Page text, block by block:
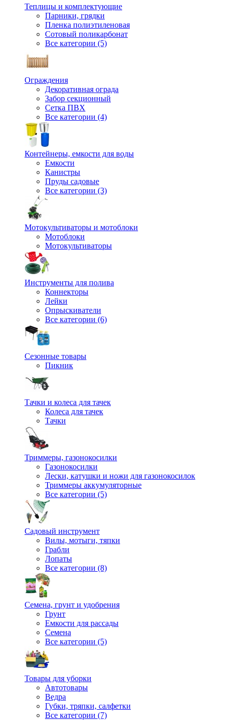
Теплицы и комплектующие
Парники, грядки
Пленка полиэтиленовая
Сотовый поликарбонат
Все категории (5)
Ограждения
Декоративная ограда
Забор секционный
Сетка ПВХ
Все категории (4)
Контейнеры, емкости для воды
Емкости
Канистры
Пруды садовые
Все категории (3)
Мотокультиваторы и мотоблоки
Мотоблоки
Мотокультиваторы
Инструменты для полива
Коннекторы
Лейки
Опрыскиватели
Все категории (6)
Сезонные товары
Пикник
Тачки и колеса для тачек
Колеса для тачек
Тачки
Триммеры, газонокосилки
Газонокосилки
Лески, катушки и ножи для газонокосилок
Триммеры аккумуляторные
Все категории (5)
Садовый инструмент
Вилы, мотыги, тяпки
Грабли
Лопаты
Все категории (8)
Семена, грунт и удобрения
Грунт
Емкости для рассады
Семена
Все категории (5)
Товары для уборки
Автотовары
Ведра
Губки, тряпки, салфетки
Все категории (7)